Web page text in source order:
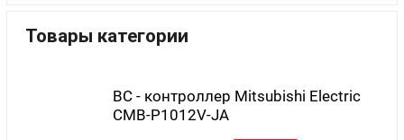
Товары категории
BC - контроллер Mitsubishi Electric
CMB-P1012V-JA